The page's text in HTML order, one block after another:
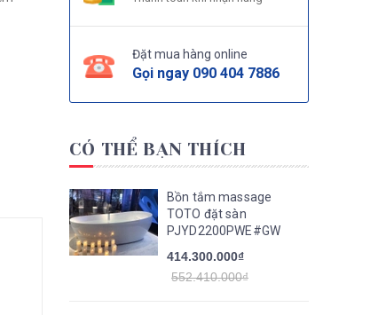
Đặt mua hàng online
Gọi ngay 090 404 7886
CÓ THỂ BẠN THÍCH
Bồn tắm massage
TOTO đặt sàn
PJYD2200PWE#GW
414.300.000₫
552.410.000₫